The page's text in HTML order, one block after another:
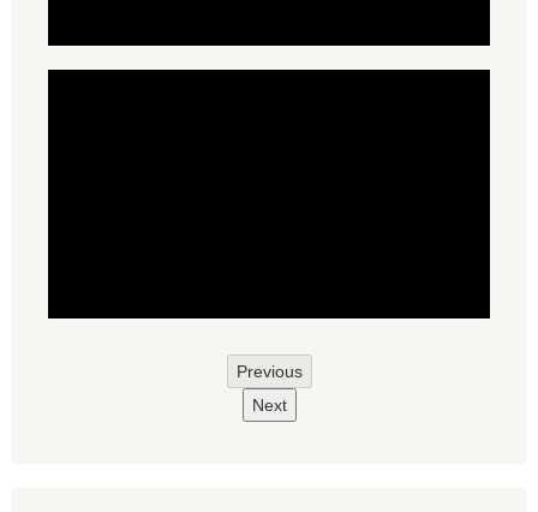
Previous
Next